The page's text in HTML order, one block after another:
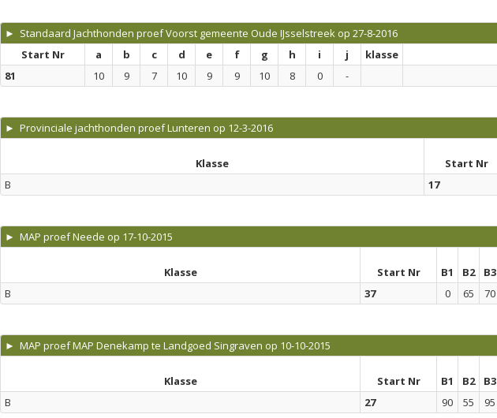
► Standaard Jachthonden proef Voorst gemeente Oude IJsselstreek op 27-8-2016
Start Nr
a b c d e f g h i j klasse
81
10 9 7 10 9 9 10 8 0 -
► Provinciale jachthonden proef Lunteren op 12-3-2016
Klasse Start Nr
B
17
► MAP proef Neede op 17-10-2015
Klasse Start Nr B1 B2 B3
B
37 0 65 70
► MAP proef MAP Denekamp te Landgoed Singraven op 10-10-2015
Klasse Start Nr B1 B2 B3
B
27 90 55 95